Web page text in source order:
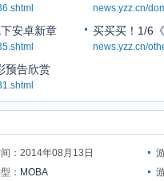
news.yzz.cn/
安卓新章 买买买！1/6
news.yzz.cn/
预告欣赏
：2014年08月13日
： MOBA